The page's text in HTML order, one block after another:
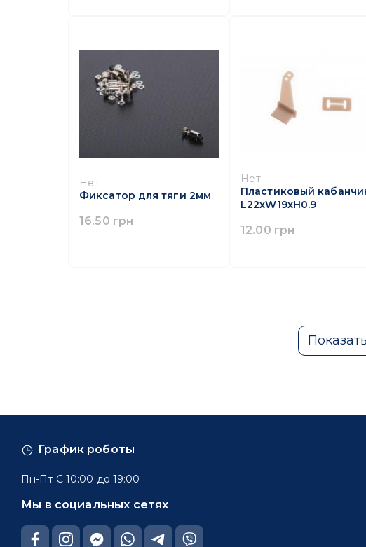
Нет
Фиксатор для тяги 2мм
16.50 грн
Нет
Пластиковый
L22xW19xH0.9
12.00 грн
График роботы
Пн-Пт С 10:00 до 19:00
Мы в социальных сетях